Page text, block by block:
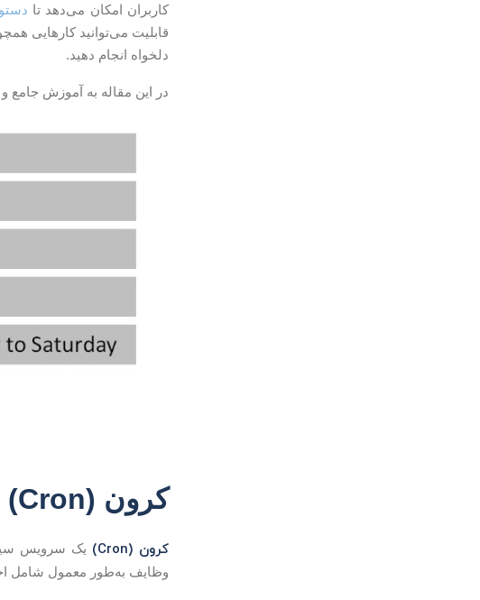
کاربران امکان می‌دهد تا
قابلیت می‌توانید کارهایی
دلخواه انجام دهید.
در این مقاله به آموزش جامع
کرون (Cron) چیست؟
کرون (Cron)
یک سرویس
وظایف به‌طور معمول شامل